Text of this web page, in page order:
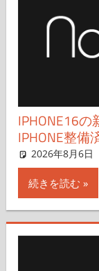
IPHONE16
IPHONE整備
2026年8月6日
続きを読む